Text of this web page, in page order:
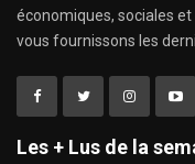
économiques, sociales et
vous fournissons les
Les + Lus de la